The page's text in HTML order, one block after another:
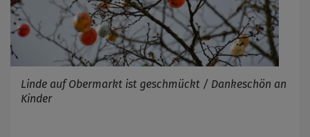
Linde auf Obermarkt ist geschmückt / Dankeschön an
Kinder